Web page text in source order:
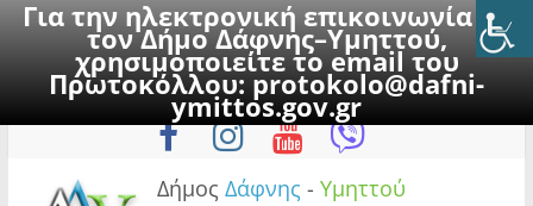
Για την ηλεκτρονική επικοινωνία με
τον Δήμο Δάφνης–Υμηττού,
χρησιμοποιείτε το email του
Πρωτοκόλλου:protokolo@dafni-
ymittos.gov.gr
to
Παρασκευή, 7 Αυγούστου 2026
Δήμος Δάφνης - Υμηττού